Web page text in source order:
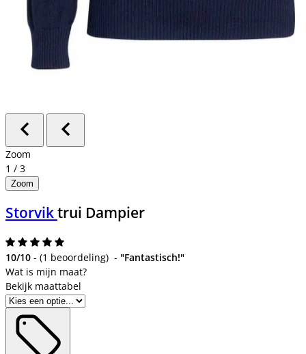
Zoom
1 / 3
Zoom
Storviktrui Dampier
10/10 - (1 beoordeling) - "Fantastisch!"
Bekijk maattabel